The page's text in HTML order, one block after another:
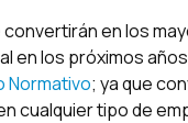
en los
en los próximos
Normativo; ya que
cualquier tipo de